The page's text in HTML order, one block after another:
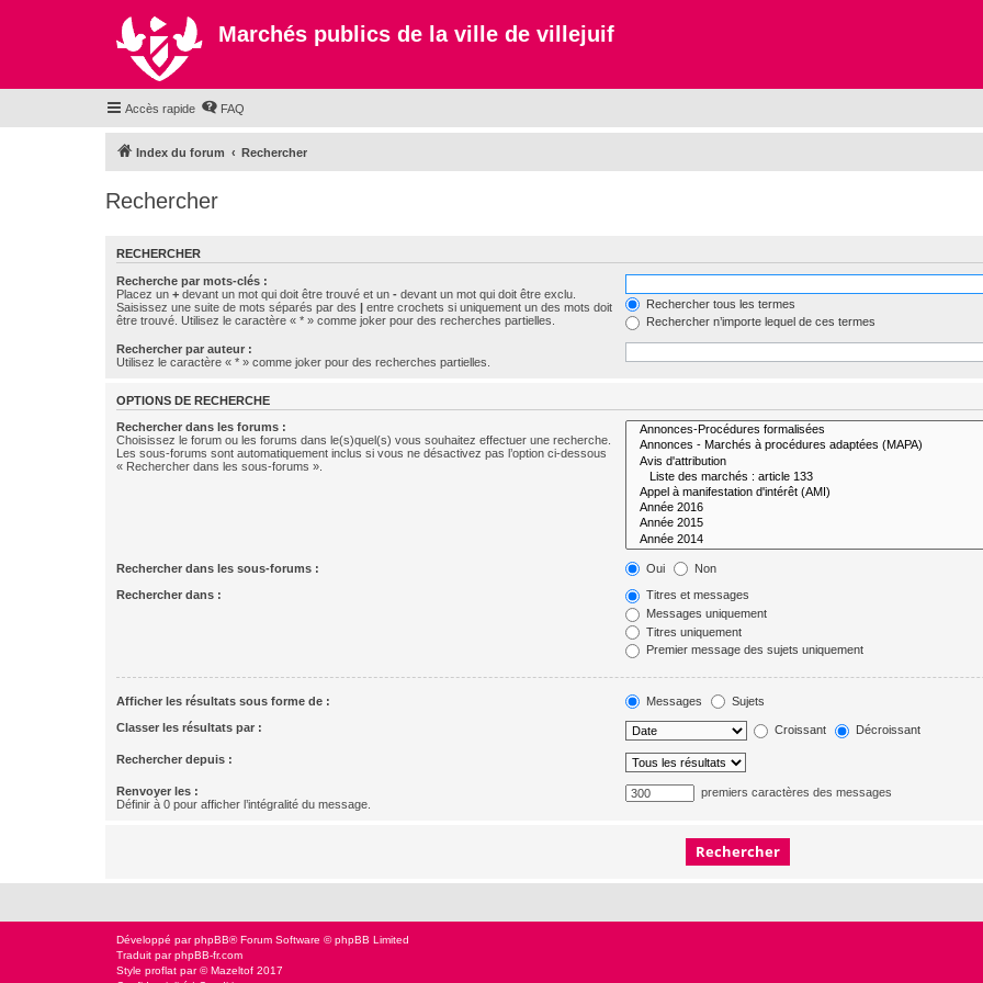
Marchés publics de la ville de villejuif
Accès rapide FAQ
Index du forum Rechercher
Rechercher
RECHERCHER
Recherche par mots-clés :
Placez un + devant un mot qui doit être trouvé et un - devant un mot qui doit être exclu.
Saisissez une suite de mots séparés par des | entre crochets si uniquement un des mots doit
être trouvé. Utilisez le caractère « * » comme joker pour des recherches partielles.
Rechercher tous les termes
Rechercher n’importe lequel de ces termes
Rechercher par auteur :
Utilisez le caractère « * » comme joker pour des recherches partielles.
OPTIONS DE RECHERCHE
Rechercher dans les forums :
Choisissez le forum ou les forums dans le(s)quel(s) vous souhaitez effectuer une recherche.
Les sous-forums sont automatiquement inclus si vous ne désactivez pas l’option ci-dessous
« Rechercher dans les sous-forums ».
Rechercher dans les sous-forums : Oui Non
Rechercher dans :
Titres et messages
Messages uniquement
Titres uniquement
Premier message des sujets uniquement
Afficher les résultats sous forme de : Messages Sujets
Classer les résultats par : Croissant Décroissant
Rechercher depuis :
Renvoyer les :
Définir à 0 pour afficher l’intégralité du message.
premiers caractères des messages
Développé parphpBB® Forum Software © phpBB Limited
Traduit parphpBB-fr.com
Style proflat par © Mazeltof 2017